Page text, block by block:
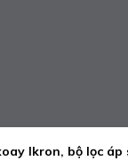
Ikron, bộ lọc